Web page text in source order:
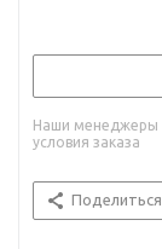
Наши менеджеры
условия заказа
Поделиться